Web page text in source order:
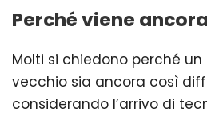
Perché viene
Molti si chiedono perché
vecchio sia ancora così
considerando l’arrivo di